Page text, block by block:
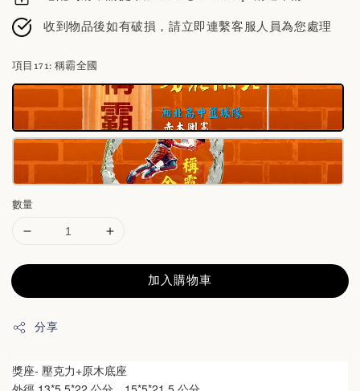
收到物品後如有破損，請立即連繫客服人員為您處理
項目171: 稱霸全國
數量
加入購物車
分享
獎座- 壓克力+原木底座